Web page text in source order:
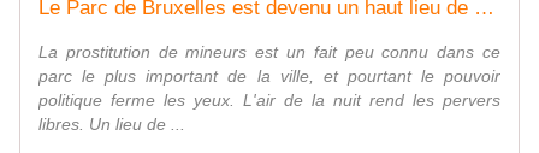
Le Parc de Bruxelles est devenu un haut lieu de baise et de prostitution gay à l'air libre - Encyclopædia of Gay and Lesbian Popular Culture
La prostitution de mineurs est un fait peu connu dans ce
parc le plus important de la ville, et pourtant le pouvoir
politique ferme les yeux. L'air de la nuit rend les pervers
libres. Un lieu de ...